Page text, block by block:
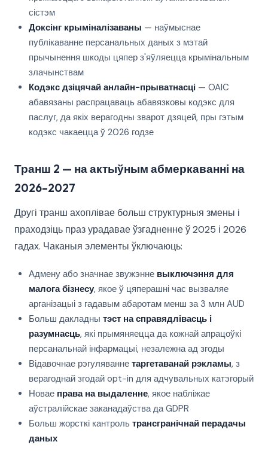
сістэм
Доксінг крыміналізаваны — наўмыснае
публікаванне персанальных даных з мэтай
прычынення шкоды цяпер з'яўляецца крымінальным
злачынствам
Кодэкс дзіцячай анлайн-прыватнасці — OAIC
абавязаны распрацаваць абавязковы кодэкс для
паслуг, да якіх верагодны зварот дзяцей, пры гэтым
кодэкс чакаецца ў 2026 годзе
Транш 2 — на актыўным абмеркаванні на
2026–2027
Другі транш ахоплівае больш структурныя змены і
праходзіць праз урадавае ўзгадненне ў 2025 і 2026
гадах. Чаканыя элементы ўключаюць:
Адмену або значнае звужэнне выключэння для
малога бізнесу, якое ў цяперашні час вызваляе
арганізацыі з гадавым абаротам менш за 3 млн AUD
Больш дакладны тэст на справядлівасць і
разумнасць, які прымяняецца да кожнай апрацоўкі
персанальнай інфармацыі, незалежна ад згоды
Відавочнае рэгуляванне таргетаванай рэкламы, з
верагоднай згодай opt-in для адчувальных катэгорый
Новае права на выдаленне, якое набліжае
аўстралійскае заканадаўства да GDPR
Больш жорсткі кантроль трансгранічнай перадачы
даных